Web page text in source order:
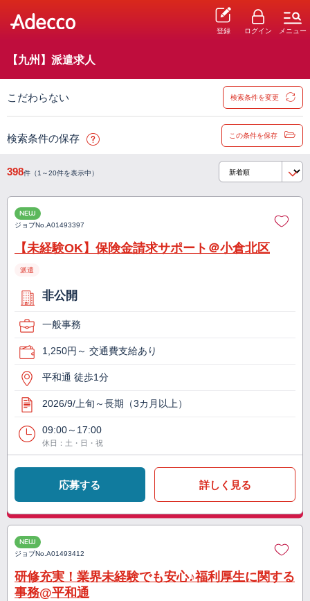
登録 ログイン メニュー
【九州】派遣求人
こだわらない 検索条件を変更
検索条件の保存 この条件を保存
398件（1～20件を表示中）
NEW
ジョブNo.A01493397
【未経験OK】保険金請求サポート＠小倉北区
派遣
非公開
一般事務
1,250円～ 交通費支給あり
平和通 徒歩1分
2026/9/上旬～長期（3カ月以上）
09:00～17:00
休日：土・日・祝
応募する 詳しく見る
NEW
ジョブNo.A01493412
研修充実！業界未経験でも安心♪福利厚生に関する
事務@平和通